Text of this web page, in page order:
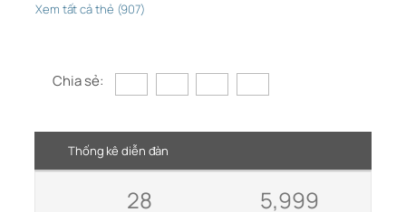
Xem tất cả thẻ (907)
Chia sẻ:
Thống kê diễn đàn
28 5,999